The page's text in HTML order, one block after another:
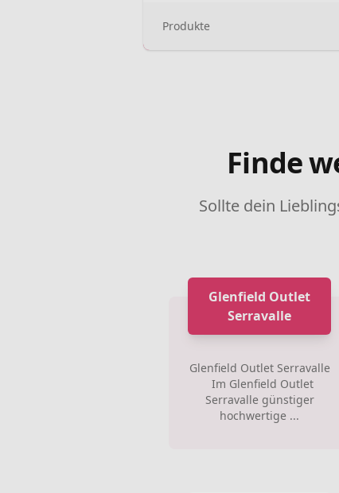
Produkte
Finde
Sollte dein
Glenfield Outlet
Serravalle
Glenfield Outlet Serravalle
Im Glenfield Outlet
Serravalle günstiger
hochwertige ...